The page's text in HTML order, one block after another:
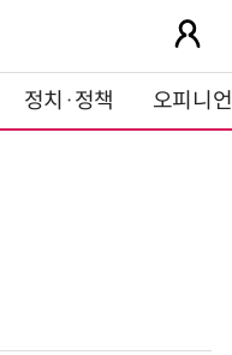
정치·정책 오피니언